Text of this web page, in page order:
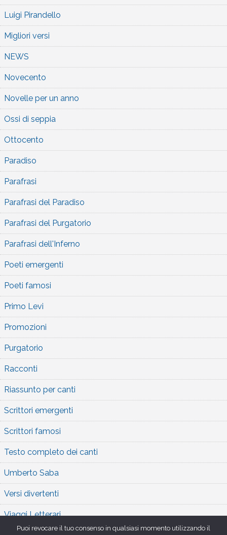
Luigi Pirandello
Migliori versi
NEWS
Novecento
Novelle per un anno
Ossi di seppia
Ottocento
Paradiso
Parafrasi
Parafrasi del Paradiso
Parafrasi del Purgatorio
Parafrasi dell'Inferno
Poeti emergenti
Poeti famosi
Primo Levi
Promozioni
Purgatorio
Racconti
Riassunto per canti
Scrittori emergenti
Scrittori famosi
Testo completo dei canti
Umberto Saba
Versi divertenti
Viaggi Letterari
Puoi revocare il tuo consenso in qualsiasi momento utilizzando il